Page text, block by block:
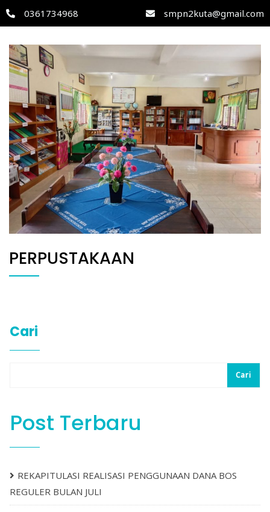
0361734968 smpn2kuta@gmail.com
PERPUSTAKAAN
Cari
Cari
Post Terbaru
REKAPITULASI REALISASI PENGGUNAAN DANA BOS
REGULER BULAN JULI